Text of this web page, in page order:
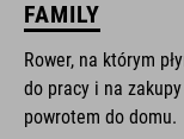
FAMILY
Rower, na którym
do pracy i na
powrotem do domu.